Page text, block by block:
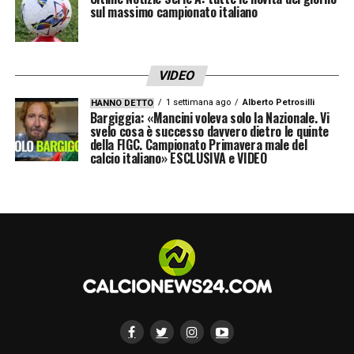
all’Atletico per giocarsi le sue chance in un
contesto altamente competitivo oppure
maggiori garanzie di continuità e centralità
nel progetto tecnico. Il dialogo con Simeone
sarà quindi fondamentale per orientare la
scelta finale.
chiarimento tra allenatore e giocatore
potrebbe accelerare i tempi, aprendo
ufficialmente alla trattativa con la Roma o
confermando la permanenza a Madrid. In
ogni caso, il futuro dell’attaccante resta uno
sul massimo campionato italiano
VIDEO
HANNO DETTO 1 settimana ago Alberto Petrosilli
Bargiggia: «Mancini voleva solo la Nazionale. Vi
svelo cosa è successo davvero dietro le quinte
della FIGC. Campionato Primavera male del
calcio italiano» ESCLUSIVA e VIDEO